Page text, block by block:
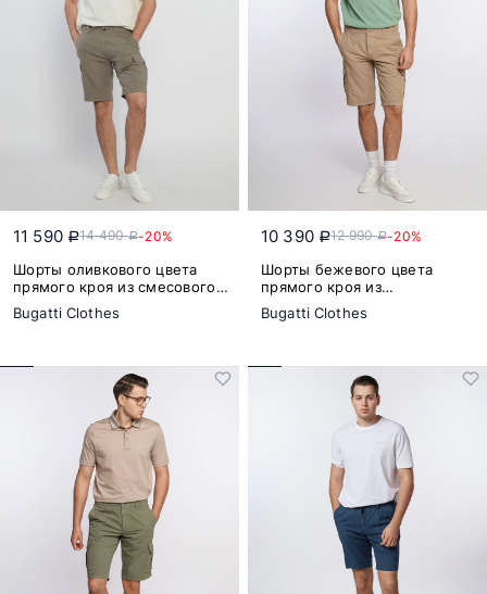
11 590 a14 490a-20%
Шорты оливкового цвета
прямого кроя из смесового
хлопка
Bugatti Clothes
10 390 a12 990a-20%
Шорты бежевого цвета
прямого кроя из
натурального хлопка
Bugatti Clothes